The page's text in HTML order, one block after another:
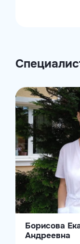
Борисова
Андреевна